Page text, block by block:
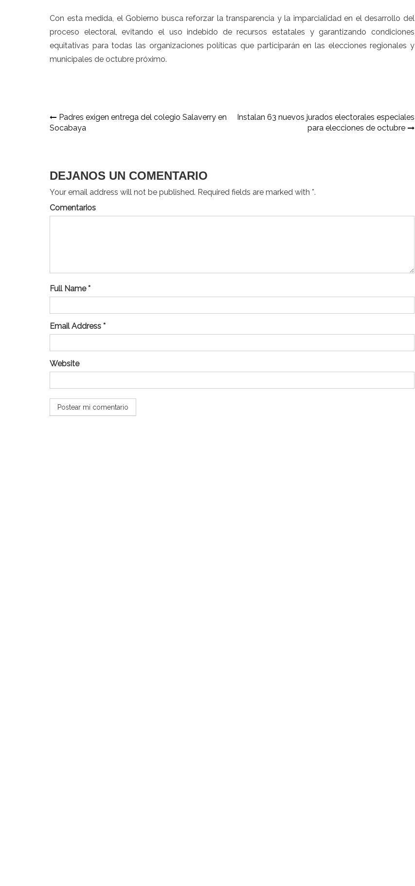
Con esta medida, el Gobierno busca reforzar la transparencia y la imparcialidad en el desarrollo del
proceso electoral, evitando el uso indebido de recursos estatales y garantizando condiciones
equitativas para todas las organizaciones políticas que participarán en las elecciones regionales y
municipales de octubre próximo.
Navegación
de
Padres exigen entrega del colegio Salaverry en
Socabaya
Instalan 63 nuevos jurados electorales especiales
para elecciones de octubre
DEJANOS UN COMENTARIO
Your email address will not be published. Required fields are marked with *.
Comentarios
Full Name *
Email Address *
Website